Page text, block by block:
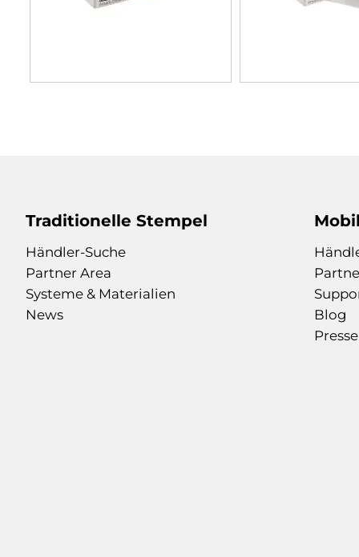
Traditionelle Stempel
Händler-Suche
Partner Area
Systeme & Materialien
News
Blog
Presse